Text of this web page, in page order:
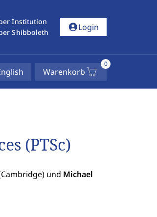
Institution
Shibboleth
account_circleLogin
Warenkorb
0
(PTSc)
und Michael